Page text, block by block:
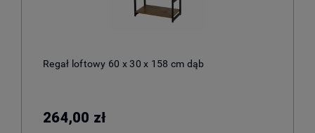
Regał loftowy 60 x 30 x 158 cm dąb
264,00 zł